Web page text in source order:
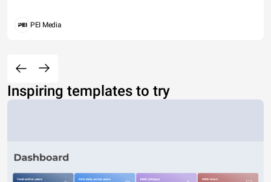
PEI Media
Inspiring templates to try